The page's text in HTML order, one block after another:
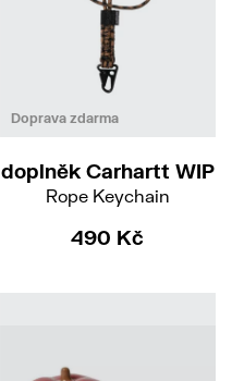
Doprava zdarma
doplněk Carhartt WIP
Rope Keychain
490 Kč